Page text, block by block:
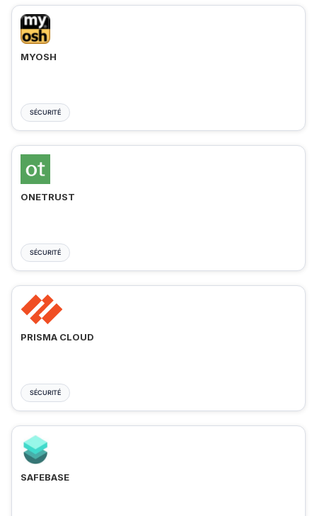
MYOSH
SÉCURITÉ
ONETRUST
SÉCURITÉ
PRISMA CLOUD
SÉCURITÉ
SAFEBASE